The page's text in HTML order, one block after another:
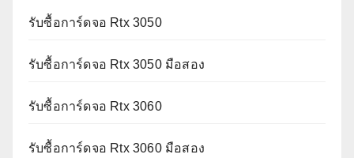
รับซื้อการ์ดจอ Rtx 3050
รับซื้อการ์ดจอ Rtx 3050 มือสอง
รับซื้อการ์ดจอ Rtx 3060
รับซื้อการ์ดจอ Rtx 3060 มือสอง